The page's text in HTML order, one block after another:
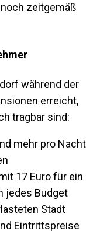
zeitgemäß
während der
erreicht,
tragbar sind:
mehr pro Nacht
17 Euro für ein
jedes Budget
Stadt
Eintrittspreise